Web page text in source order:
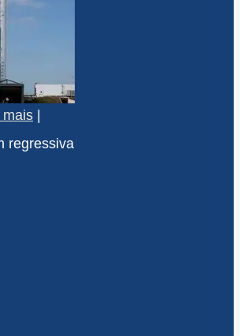
mais
regressiva